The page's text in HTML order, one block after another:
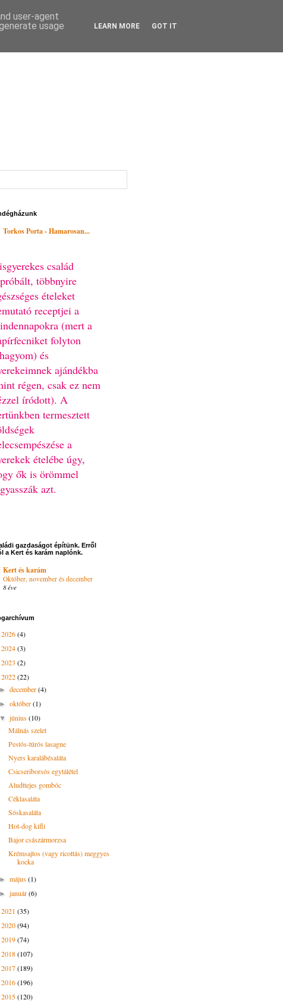
Torkos Porta - Hamarosan...
család
többnyire
ételeket
receptjei a
(mert a
folyton
és
ajándékba
régen, csak ez nem
íródott). A
termesztett
a
ételébe úgy,
ők is örömmel
azt.
gazdaságot építünk. Erről
a Kert és karám naplónk.
Kert és karám
Október, november és december
8 éve
2026(4)
2024(3)
2023 (2)
2022(22)
►december(4)
►október(1)
▼június(10)
Málnás szelet
Pestós-túrós lasagne
Nyers karalábésaláta
Csicseriborsós egytálétel
Aludttejes gombóc
Céklasaláta
Sóskasaláta
Hot-dog kifli
Bajor császármorzsa
Krémsajtos (vagy ricottás) meggyes
kocka
►május(1)
►január(6)
2021 (35)
2020(94)
2019(74)
2018(107)
2017(189)
2016(196)
2015(120)
user-agent
usage
LEARN MORE GOT IT